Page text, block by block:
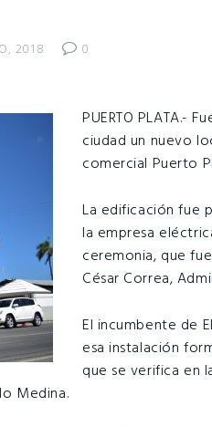
2018
0
PUERTO PLATA.-
ciudad un nuevo
comercial Puerto
La edificación fue
la empresa
ceremonia, que
César Correa,
El incumbente de
esa instalación
que se verifica en
Medina.